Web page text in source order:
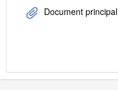
Document principal